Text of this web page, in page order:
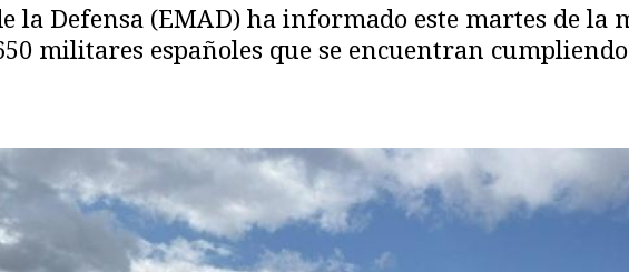
la Defensa (EMAD) ha informado este martes de
militares españoles que se encuentran
Copiar